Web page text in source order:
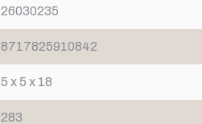
26030235
8717825910842
5 x 5 x 18
283